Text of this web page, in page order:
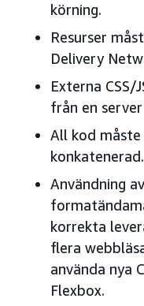
körning.
Resurser
Delivery
Externa
från en
All kod
konkatenerad.
Användning
korrekta
flera
använda nya
Flexbox.